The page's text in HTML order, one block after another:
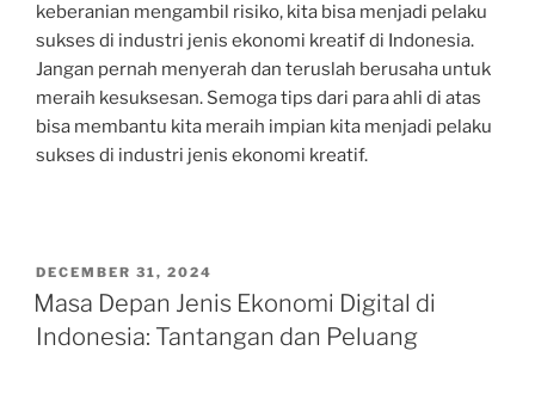
keberanian mengambil risiko, kita bisa menjadi pelaku
sukses di industri jenis ekonomi kreatif di Indonesia.
Jangan pernah menyerah dan teruslah berusaha untuk
meraih kesuksesan. Semoga tips dari para ahli di atas
bisa membantu kita meraih impian kita menjadi pelaku
sukses di industri jenis ekonomi kreatif.
POSTED
ON
DECEMBER 31, 2024
Masa Depan Jenis Ekonomi Digital di
Indonesia: Tantangan dan Peluang